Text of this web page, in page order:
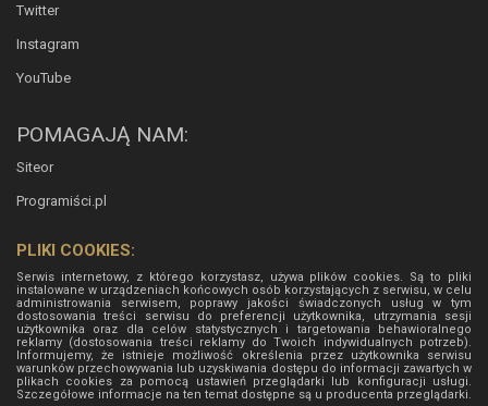
Twitter
Instagram
YouTube
POMAGAJĄ NAM:
Siteor
Programiści.pl
PLIKI COOKIES:
Serwis internetowy, z którego korzystasz, używa plików cookies. Są to pliki
instalowane w urządzeniach końcowych osób korzystających z serwisu, w celu
administrowania serwisem, poprawy jakości świadczonych usług w tym
dostosowania treści serwisu do preferencji użytkownika, utrzymania sesji
użytkownika oraz dla celów statystycznych i targetowania behawioralnego
reklamy (dostosowania treści reklamy do Twoich indywidualnych potrzeb).
Informujemy, że istnieje możliwość określenia przez użytkownika serwisu
warunków przechowywania lub uzyskiwania dostępu do informacji zawartych w
plikach cookies za pomocą ustawień przeglądarki lub konfiguracji usługi.
Szczegółowe informacje na ten temat dostępne są u producenta przeglądarki.